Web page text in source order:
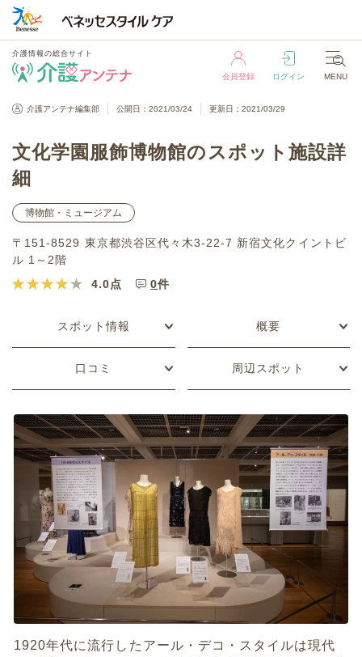
介護情報の総合サイト
会員登録 ログイン MENU
介護情報の総合サイト
介護アンテナ編集部 公開日：2021/03/24 更新日：2021/03/29
文化学園服飾博物館のスポット施設詳
細
博物館・ミュージアム
〒151-8529 東京都渋谷区代々木3-22-7 新宿文化クイントビ
ル 1～2階
4.0点 0件
スポット情報 概要
口コミ 周辺スポット
1920年代に流行したアール・デコ・スタイルは現代